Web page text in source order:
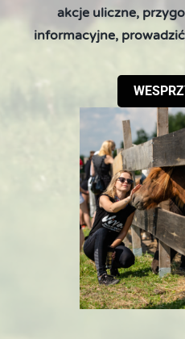
akcje uliczne,
informacyjne,